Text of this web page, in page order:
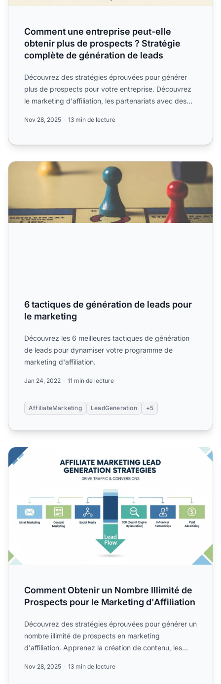
Comment une entreprise peut-elle
obtenir plus de prospects ? Stratégie
complète de génération de leads
Découvrez des stratégies éprouvées pour générer
plus de prospects pour votre entreprise. Découvrez
le marketing d'affiliation, les partenariats avec des
Nov 28, 2025 13 min de lecture
6 tactiques de génération de leads pour le marketing
6 tactiques de génération de leads pour
le marketing
Découvrez les 6 meilleures tactiques de génération
de leads pour dynamiser votre programme de
marketing d'affiliation.
Jan 24, 2022 11 min de lecture
AffiliateMarketing LeadGeneration +5
Comment Obtenir un Nombre Illimité de Prospects pour
Comment Obtenir un Nombre Illimité de
Prospects pour le Marketing d'Affiliation
Découvrez des stratégies éprouvées pour générer un
nombre illimité de prospects en marketing
d'affiliation. Apprenez la création de contenu, les
Nov 28, 2025 13 min de lecture